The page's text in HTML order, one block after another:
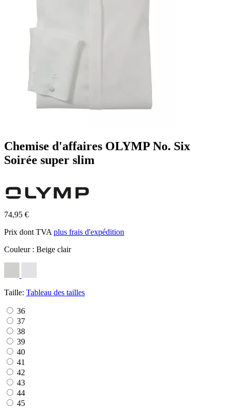
Chemise d'affaires OLYMP No. Six
Soirée super slim
74,95 €
Prix dont TVA plus frais d'expédition
Couleur : Beige clair
Taille: Tableau des tailles
36
37
38
39
40
41
42
43
44
45